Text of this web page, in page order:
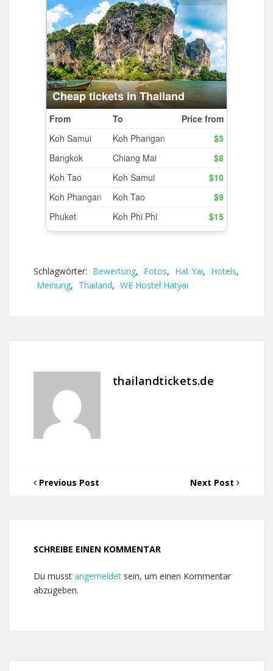
Schlagwörter: Bewertung, Fotos, Hat Yai, Hotels,
Meinung, Thailand, WE Hostel Hatyai
thailandtickets.de
Previous Post Next Post
SCHREIBE EINEN KOMMENTAR
Du musst angemeldet sein, um einen Kommentar
abzugeben.